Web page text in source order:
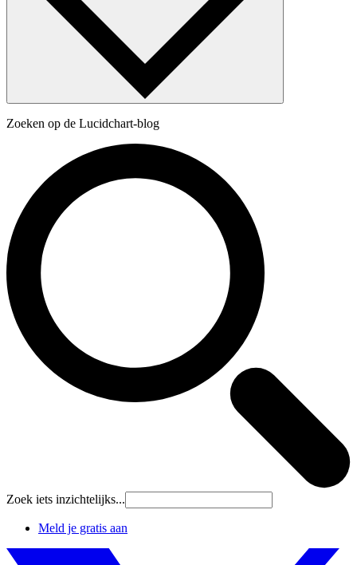
Zoeken op de Lucidchart-blog
Zoek iets inzichtelijks...
Meld je gratis aan